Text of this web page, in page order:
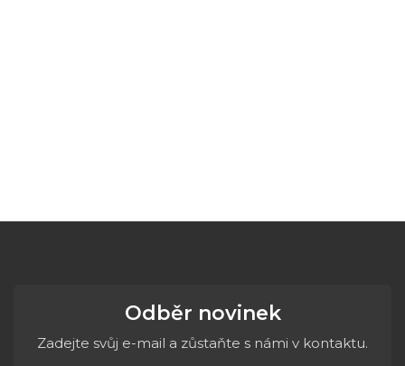
Odběr novinek
Zadejte svůj e-mail a zůstaňte s námi v kontaktu.